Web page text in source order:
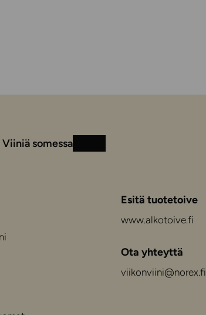
somessa InstagramFacebook
Esitä tuotetoive
www.alkotoive.fi
Ota yhteyttä
viikonviini@norex.fi